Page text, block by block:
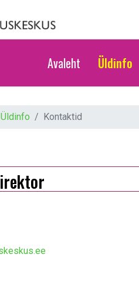
Avaleht Üldinfo
Üldinfo Kontaktid